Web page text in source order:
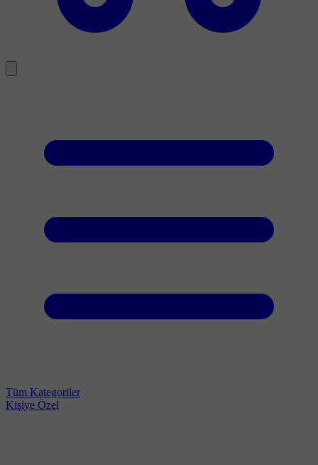
Tüm Kategoriler
Kişiye Özel